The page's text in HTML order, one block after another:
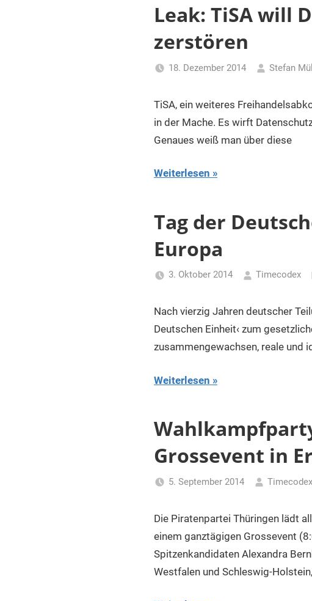
Leak: TiSA will
zerstören
18. Dezember 2014 Stefan
TiSA, ein weiteres
in der Mache. Es wirft
Genaues weiß man über diese
Weiterlesen
Tag der
Europa
3. Oktober 2014 Timecodex
Nach vierzig Jahren deutscher
Deutschen Einheit‹ zum
zusammengewachsen, reale und
Weiterlesen
Grossevent in
5. September 2014 Timecodex
Die Piratenpartei Thüringen lädt
einem ganztägigen Grossevent
Spitzenkandidaten Alexandra
Westfalen und Schleswig-